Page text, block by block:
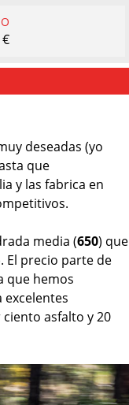
deseadas (yo
que
y las fabrica en
media (650) que
El precio parte de
que hemos
excelentes
asfalto y 20